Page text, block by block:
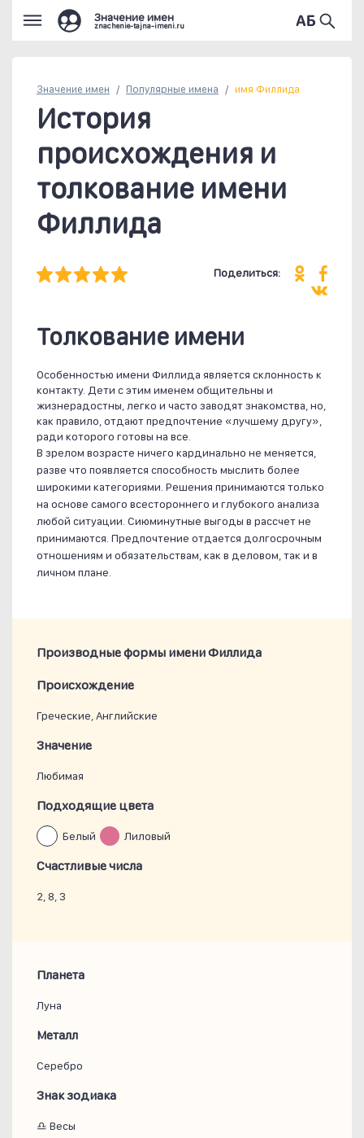
Значение имен
znachenie-tajna-imeni.ru
Значение имен Популярные имена имя Филлида
История
происхождения и
толкование имени
Филлида
Поделиться:
Толкование имени
Особенностью имени Филлида является склонность к
контакту. Дети с этим именем общительны и
жизнерадостны, легко и часто заводят знакомства, но,
как правило, отдают предпочтение «лучшему другу»,
ради которого готовы на все.
В зрелом возрасте ничего кардинально не меняется,
разве что появляется способность мыслить более
широкими категориями. Решения принимаются только
на основе самого всестороннего и глубокого анализа
любой ситуации. Сиюминутные выгоды в рассчет не
принимаются. Предпочтение отдается долгосрочным
отношениям и обязательствам, как в деловом, так и в
личном плане.
Производные формы имени Филлида
Проиcхождение
Греческие, Английские
Значение
Любимая
Подходящие цвета
Белый Лиловый
Счастливые числа
2, 8, 3
Планета
Луна
Металл
Серебро
Знак зодиака
♎ Весы